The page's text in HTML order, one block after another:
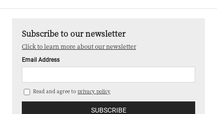
Subscribe to our newsletter
Click to learn more about our newsletter
Email Address
Read and agree to privacy policy